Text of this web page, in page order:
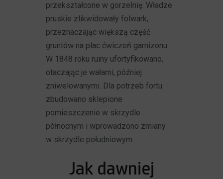
przekształcone w gorzelnię. Władze
pruskie zlikwidowały folwark,
przeznaczając większą część
gruntów na plac ćwiczeń garnizonu.
W 1848 roku ruiny ufortyfikowano,
otaczając je wałami, później
zniwelowanymi. Dla potrzeb fortu
zbudowano sklepione
pomieszczenie w skrzydle
północnym i wprowadzono zmiany
w skrzydle południowym.
Jak dawniej